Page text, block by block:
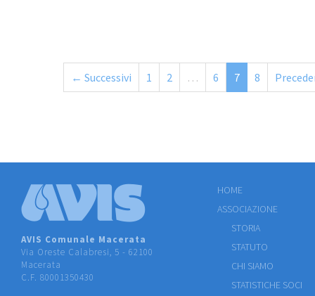
← Successivi 1 2 … 6 7 8
AVIS Comunale Macerata
Via Oreste Calabresi, 5 - 62100
Macerata
C.F. 80001350430
HOME
ASSOCIAZIONE
STORIA
STATUTO
CHI SIAMO
STATISTICHE SOCI